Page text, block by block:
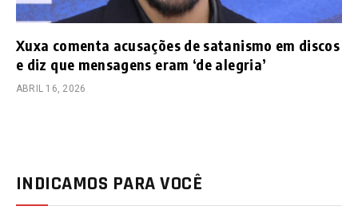
Xuxa comenta acusações de satanismo em discos
e diz que mensagens eram ‘de alegria’
ABRIL 16, 2026
INDICAMOS PARA VOCÊ